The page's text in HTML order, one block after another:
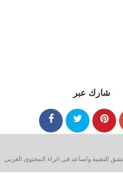
شارك عبر
واساعد فى اثراء المحتوى العربى